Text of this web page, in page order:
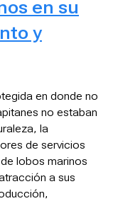
en su
y
en donde no
no estaban
la
de servicios
lobos marinos
a sus